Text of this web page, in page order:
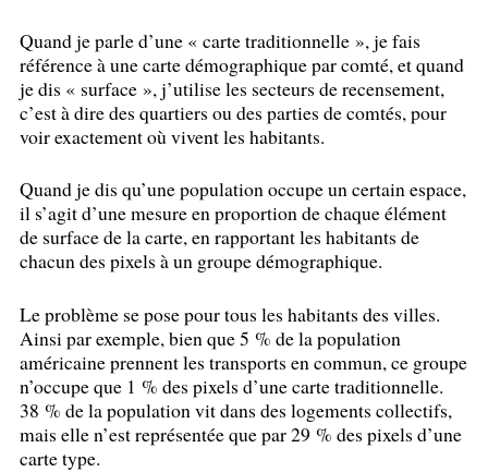
Quand je parle d’une « carte traditionnelle », je fais
référence à une carte démographique par comté, et quand
je dis « surface », j’utilise les secteurs de recensement,
c’est à dire des quartiers ou des parties de comtés, pour
voir exactement où vivent les habitants.
Quand je dis qu’une population occupe un certain espace,
il s’agit d’une mesure en proportion de chaque élément
de surface de la carte, en rapportant les habitants de
chacun des pixels à un groupe démographique.
Le problème se pose pour tous les habitants des villes.
Ainsi par exemple, bien que 5 % de la population
américaine prennent les transports en commun, ce groupe
n’occupe que 1 % des pixels d’une carte traditionnelle.
38 % de la population vit dans des logements collectifs,
mais elle n’est représentée que par 29 % des pixels d’une
carte type.